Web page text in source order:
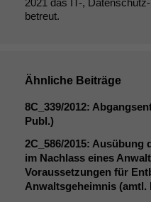
2021 das IT-,
betreut.
Ähnliche Beiträge
8C_339/2012:
Publ.)
2C_586/2015: Ausübung
im Nachlass eines
Voraussetzungen für
Anwaltsgeheimnis (amtl.